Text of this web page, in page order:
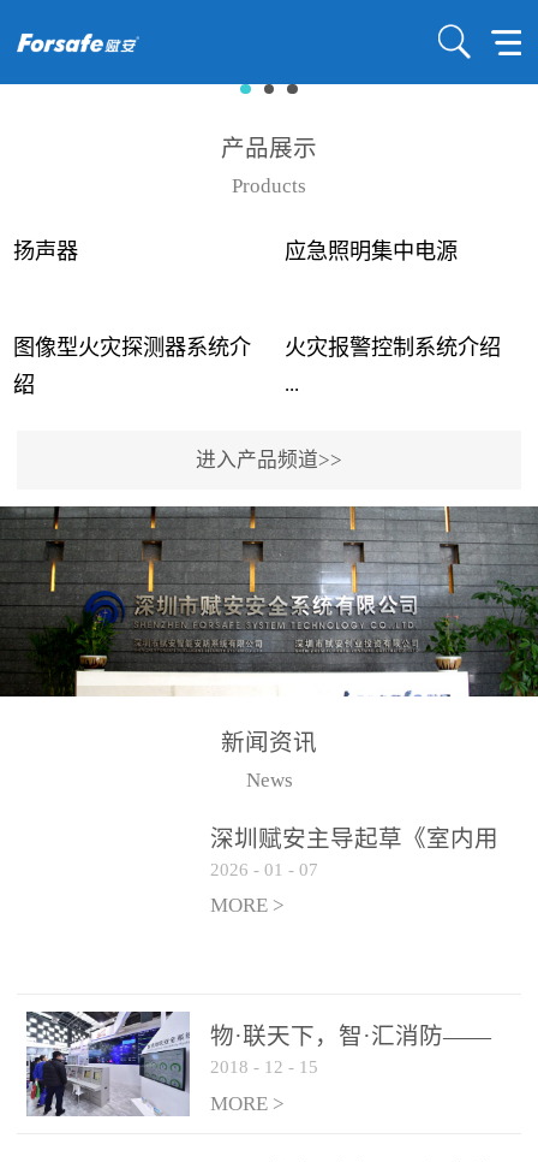
产品展示
Products
扬声器 应急照明集中电源
图像型火灾探测器系统介
绍
...
事故频发，传统的火灾探
测方法已无法满足要求。
尤其是目前众多的大型影
剧院、会议展览中心、体
育馆、大型仓库和隧道空
间等，其建筑结构特殊、
火灾隐患多。一旦发生火
传统的火灾关测器无法被
及时缺发，不能及早发现
响，基至还会造成人员伤
亡。图像型火灾探测器正
是针对这种高大空间建筑
火灾报警控制系统介绍
...
用了具有仲裁机制和冗余
校验的总线传输技术、线
路状态检测与保护技术、
后向光电感烟探测技术、
高可靠的系统抗干扰技术
等多项专利技术和专有技
警领域三十多年技术积累
和工程实践的结晶。
进入产品频道>>
新闻资讯
News
深圳赋安主导起草《室内用
光动能电池技术规程》 正式
布局光伏新能源产业
2026 - 01 - 07
MORE >
物·联天下，智·汇消防——
赋安F&S 2018上海消防展圆
满落幕
2018 - 12 - 15
MORE >